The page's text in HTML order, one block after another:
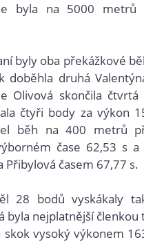
byla na 5000 metrů
byly oba překážkové
doběhla druhá
Olivová skončila
čtyři body za výkon
běh na 400 metrů
čase 62,53 s
Přibylová časem 67,77 s.
28 bodů vyskákaly
byla nejplatnější
vysoký výkonem